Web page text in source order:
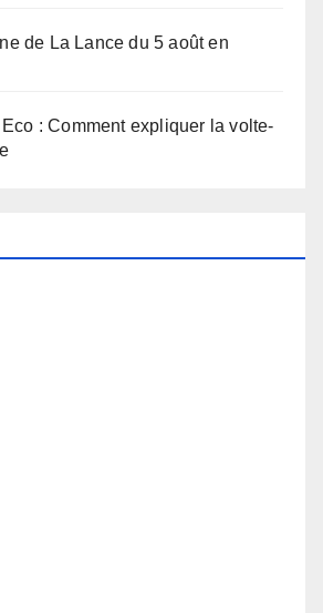
de La Lance du 5 août en
: Comment expliquer la volte-